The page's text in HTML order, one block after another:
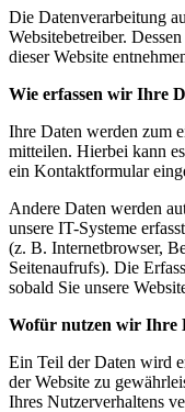
Die Datenverarbeitung
Websitebetreiber.
dieser Website
Wie erfassen wir Ihre
Ihre Daten werden zum
mitteilen. Hierbei kann
ein Kontaktformular
Andere Daten werden
unsere IT-Systeme
(z. B. Internetbrowser,
Seitenaufrufs). Die
sobald Sie unsere
Wofür nutzen wir Ihre
Ein Teil der Daten wird
der Website zu
Ihres Nutzerverhaltens